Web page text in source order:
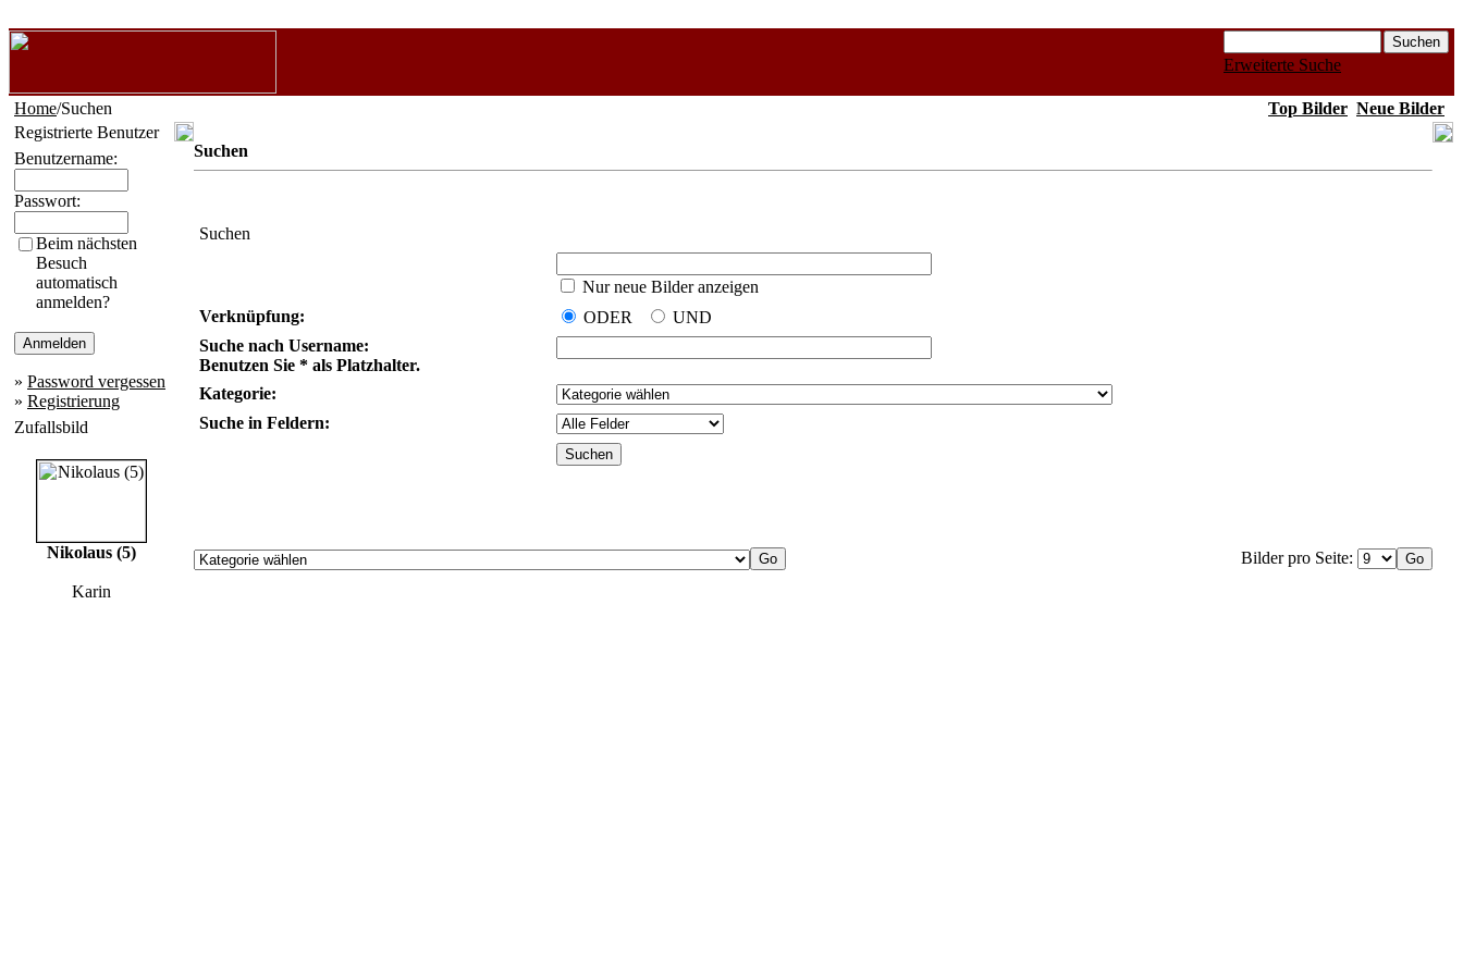
Erweiterte Suche
Home/Suchen Top Bilder Neue Bilder
Registrierte Benutzer
Benutzername:
Passwort:
Beim nächsten
Besuch
automatisch
anmelden?
» Password vergessen
» Registrierung
Zufallsbild
Nikolaus (5)
Karin
Suchen
Suchen
Nur neue Bilder anzeigen
Verknüpfung:
ODER
UND
Suche nach Username:
Benutzen Sie * als Platzhalter.
Kategorie:
Suche in Feldern:
Bilder pro Seite: